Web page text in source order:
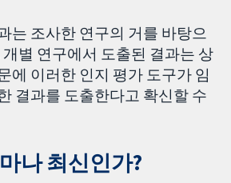
는 조사한 연구의 거를 바탕으
별 연구에서 도출된 결과는 상
에 이러한 인지 평가 도구가 임
결과를 도출한다고 확신할 수
나 최신인가?